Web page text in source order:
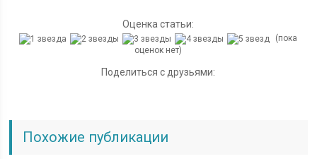
Оценка статьи:
(пока
оценок нет)
Поделиться с друзьями:
Похожие публикации